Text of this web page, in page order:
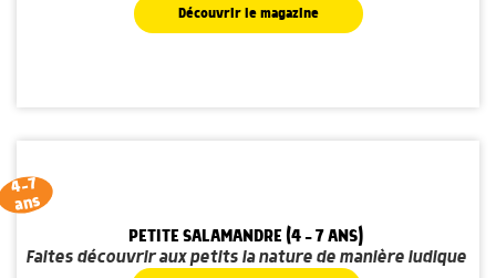
Découvrir le magazine
4-7
ans
PETITE SALAMANDRE (4 - 7 ANS)
Faites découvrir aux petits la nature de manière ludique